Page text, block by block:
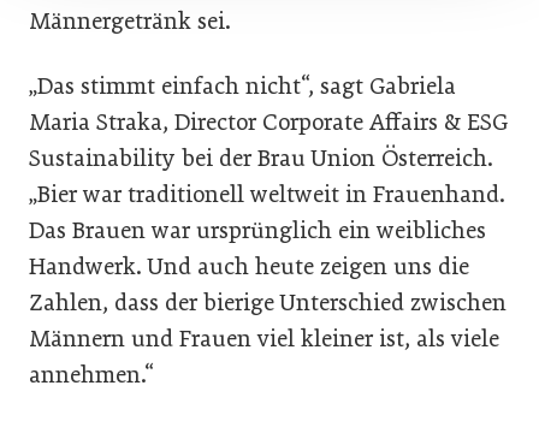
Männergetränk sei.
„Das stimmt einfach nicht“, sagt Gabriela
Maria Straka, Director Corporate Affairs & ESG
Sustainability bei der Brau Union Österreich.
„Bier war traditionell weltweit in Frauenhand.
Das Brauen war ursprünglich ein weibliches
Handwerk. Und auch heute zeigen uns die
Zahlen, dass der bierige Unterschied zwischen
Männern und Frauen viel kleiner ist, als viele
annehmen.“